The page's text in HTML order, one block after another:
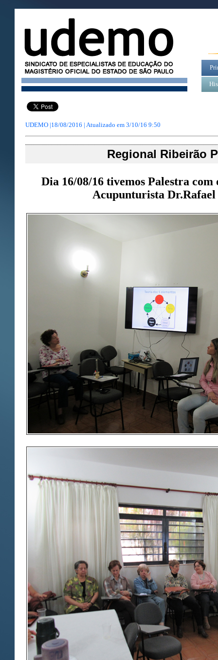
UDEMO |18/08/2016 | Atualizado em 3/10/16 9:50
Regional Ribeirão
Dia 16/08/16 tivemos Palestra com
Acupunturista Dr.Rafael